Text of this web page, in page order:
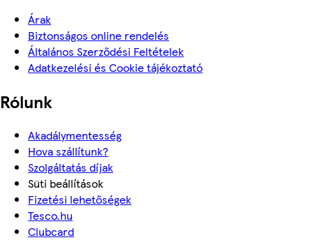
Árak
Biztonságos online rendelés
Általános Szerződési Feltételek
Adatkezelési és Cookie tájékoztató
Rólunk
Akadálymentesség
Hova szállítunk?
Szolgáltatás díjak
Süti beállítások
Fizetési lehetőségek
Tesco.hu
Clubcard